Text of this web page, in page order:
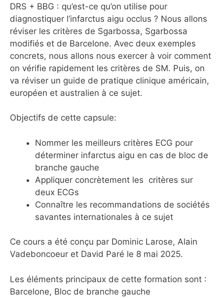
DRS + BBG : qu’est-ce qu’on utilise pour
diagnostiquer l’infarctus aigu occlus ? Nous allons
réviser les critères de Sgarbossa, Sgarbossa
modifiés et de Barcelone. Avec deux exemples
concrets, nous allons nous exercer à voir comment
on vérifie rapidement les critères de SM. Puis, on
va réviser un guide de pratique clinique américain,
européen et australien à ce sujet.
Objectifs de cette capsule:
Nommer les meilleurs critères ECG pour
déterminer infarctus aigu en cas de bloc de
branche gauche
Appliquer concrètement les critères sur
deux ECGs
Connaître les recommandations de sociétés
savantes internationales à ce sujet
Ce cours a été conçu par Dominic Larose, Alain
Vadeboncoeur et David Paré le 8 mai 2025.
Les éléments principaux de cette formation sont :
Barcelone, Bloc de branche gauche